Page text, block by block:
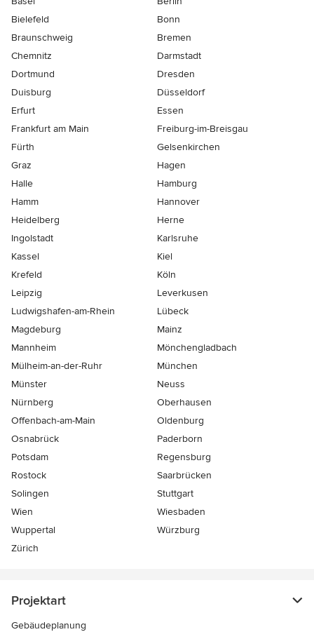
Bielefeld
Bonn
Braunschweig
Bremen
Chemnitz
Darmstadt
Dortmund
Dresden
Duisburg
Düsseldorf
Erfurt
Essen
Frankfurt am Main
Freiburg-im-Breisgau
Fürth
Gelsenkirchen
Graz
Hagen
Halle
Hamburg
Hamm
Hannover
Heidelberg
Herne
Ingolstadt
Karlsruhe
Kassel
Kiel
Krefeld
Köln
Leipzig
Leverkusen
Ludwigshafen-am-Rhein
Lübeck
Magdeburg
Mainz
Mannheim
Mönchen­gladbach
Mülheim-an-der-Ruhr
München
Münster
Neuss
Nürnberg
Oberhausen
Offenbach-am-Main
Oldenburg
Osnabrück
Paderborn
Potsdam
Regensburg
Rostock
Saarbrücken
Solingen
Stuttgart
Wien
Wiesbaden
Wuppertal
Würzburg
Zürich
Projektart
Gebäudeplanung